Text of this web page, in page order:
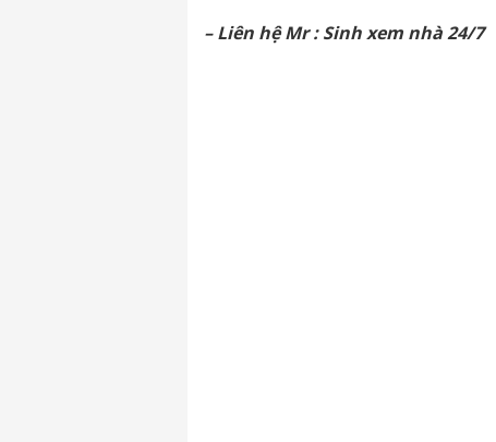
– Liên hệ Mr : Sinh xem nhà 24/7